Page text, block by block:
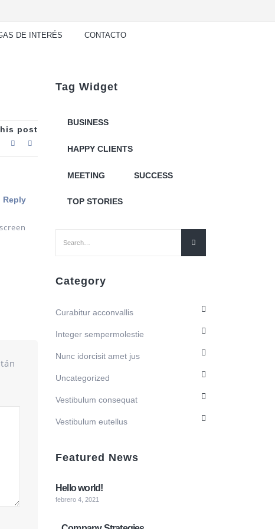
DE INTERÉS CONTACTO
post
Reply
Tag Widget
BUSINESS
HAPPY CLIENTS
MEETING SUCCESS
TOP STORIES
Category
Curabitur acconvallis
Integer sempermolestie
Nunc idorcisit amet jus
Uncategorized
Vestibulum consequat
Vestibulum eutellus
Featured News
Hello world!
febrero 4, 2021